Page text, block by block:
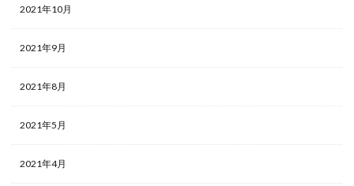
2021年10月
2021年9月
2021年8月
2021年5月
2021年4月